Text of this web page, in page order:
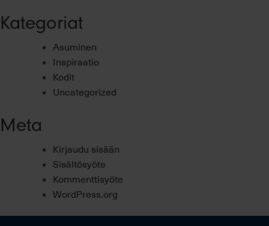
Kategoriat
Asuminen
Inspiraatio
Kodit
Uncategorized
Meta
Kirjaudu sisään
Sisältösyöte
Kommenttisyöte
WordPress.org